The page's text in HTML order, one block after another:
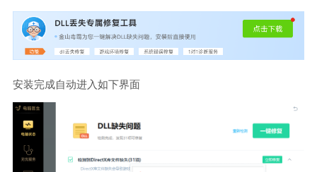
安装完成自动进入如下界面